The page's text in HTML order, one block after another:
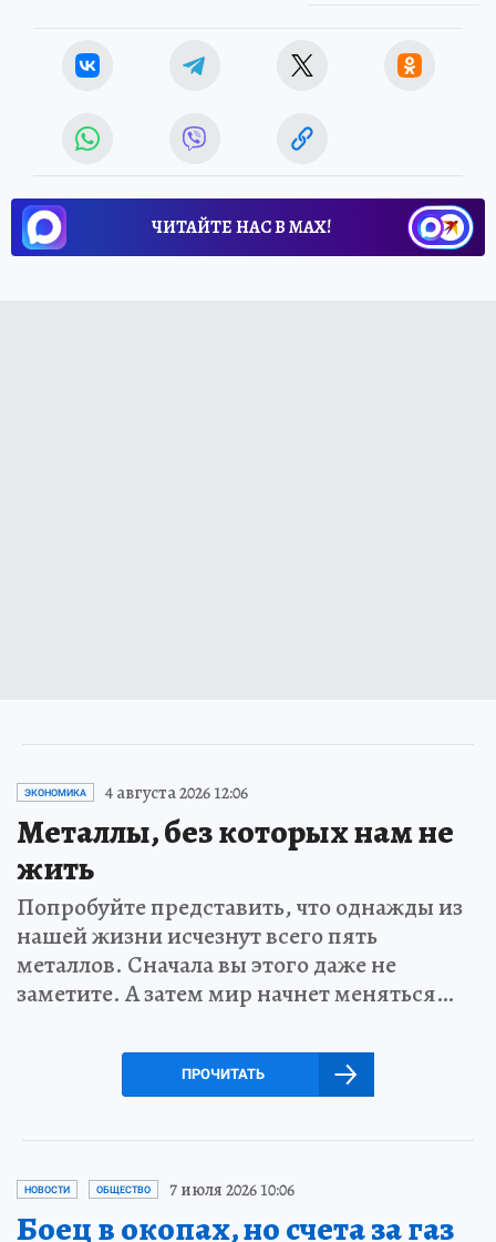
ЧИТАЙТЕ НАС В МАХ!
ЭКОНОМИКА 4 августа 2026 12:06
Металлы, без которых нам не
жить
Попробуйте представить, что однажды из
нашей жизни исчезнут всего пять
металлов. Сначала вы этого даже не
заметите. А затем мир начнет меняться…
ПРОЧИТАТЬ
НОВОСТИ ОБЩЕСТВО 7 июля 2026 10:06
Боец в окопах, но счета за газ